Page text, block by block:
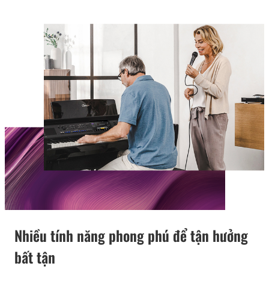
Nhiều tính năng phong phú để tận hưởng
bất tận